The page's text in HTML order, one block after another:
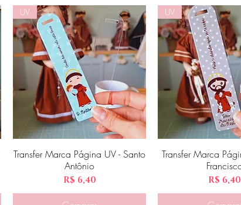
Visualização rápida
UV
Transfer Marca Página UV - Santo
Antônio
Preço
R$ 6,40
Visualização
UV
Transfer Marca
Preço
R$ 6,40